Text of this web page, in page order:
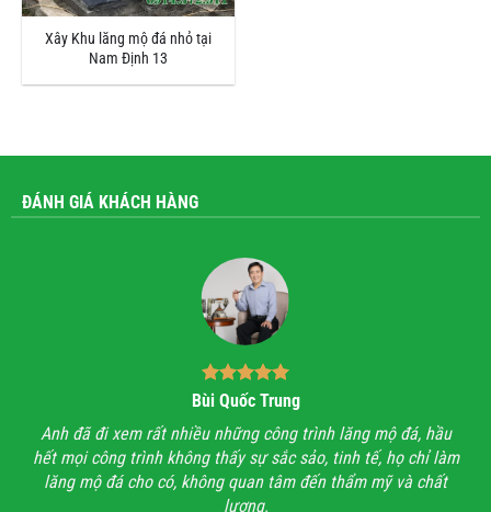
Xây Khu lăng mộ đá nhỏ tại
Nam Định 13
ĐÁNH GIÁ KHÁCH HÀNG
Bùi Quốc Trung
Anh đã đi xem rất nhiều những công trình lăng mộ đá, hầu
hết mọi công trình không thấy sự sắc sảo, tinh tế, họ chỉ làm
lăng mộ đá cho có, không quan tâm đến thẩm mỹ và chất
lượng.